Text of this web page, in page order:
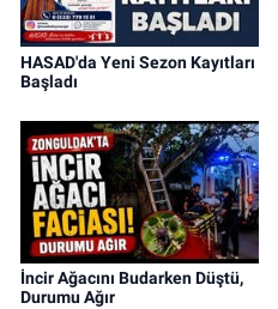
HASAD'da Yeni Sezon Kayıtları
Başladı
İncir Ağacını Budarken Düştü,
Durumu Ağır